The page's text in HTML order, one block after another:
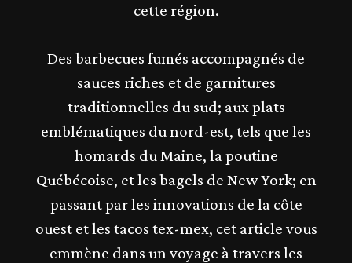
cette région.
Des barbecues fumés accompagnés de
sauces riches et de garnitures
traditionnelles du sud; aux plats
emblématiques du nord-est, tels que les
homards du Maine, la poutine
Québécoise, et les bagels de New York; en
passant par les innovations de la côte
ouest et les tacos tex-mex, cet article vous
emmène dans un voyage à travers les